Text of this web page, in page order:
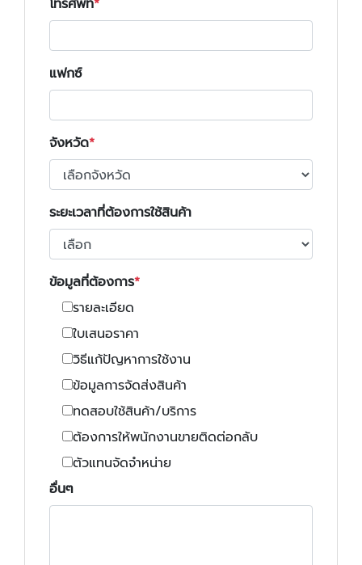
โทรศัพท์
แฟกซ์
จังหวัด
ระยะเวลาที่ต้องการใช้สินค้า
ข้อมูลที่ต้องการ
รายละเอียด
ใบเสนอราคา
วิธีแก้ปัญหาการใช้งาน
ข้อมูลการจัดส่งสินค้า
ทดสอบใช้สินค้า/บริการ
ต้องการให้พนักงานขายติดต่อกลับ
ตัวแทนจัดจำหน่าย
อื่นๆ